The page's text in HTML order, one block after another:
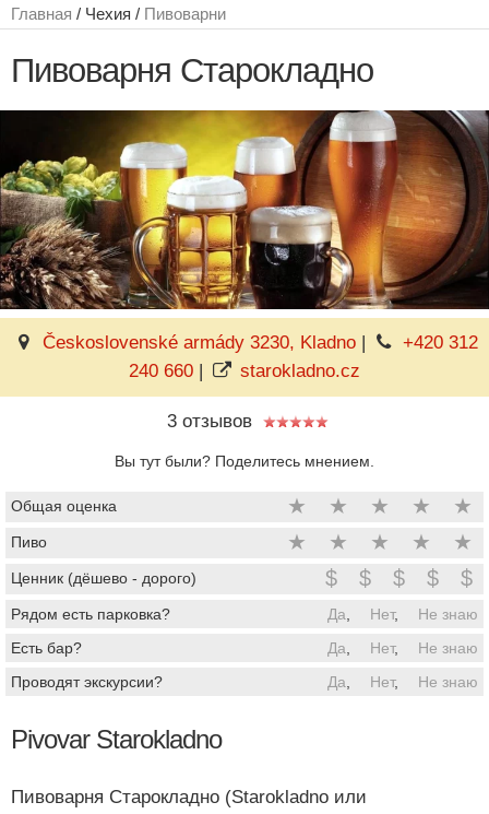
Главная / Чехия / Пивоварни
Пивоварня Старокладно
Československé armády 3230, Kladno |
+420 312
240 660 | starokladno.cz
3 отзывов
Вы тут были? Поделитесь мнением.
Общая оценка ★ ★ ★ ★ ★
Пиво ★ ★ ★ ★ ★
Ценник (дёшево - дорого) $ $ $ $ $
Рядом есть парковка? Да Нет,
Не знаю
Есть бар?
Да Нет,
Не знаю
Проводят экскурсии?
Да Нет, Не знаю
Pivovar Starokladno
Пивоварня Старокладно (Starokladno или